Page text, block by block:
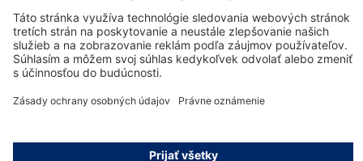
O spoločnosti Dräger
Informácie